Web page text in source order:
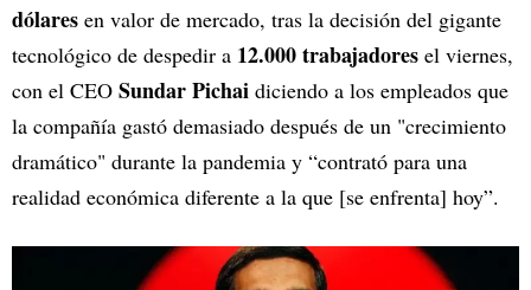
dólares en valor de mercado, tras la decisión del gigante
tecnológico de despedir a 12.000 trabajadores el viernes,
con el CEO Sundar Pichai diciendo a los empleados que
la compañía gastó demasiado después de un "crecimiento
dramático" durante la pandemia y “contrató para una
realidad económica diferente a la que [se enfrenta] hoy”.